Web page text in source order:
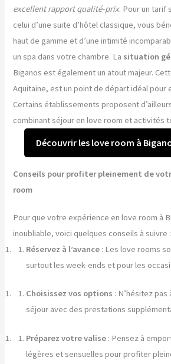
excellent rapport qualité-prix. Pour un tarif
celui d’une suite d’hôtel classique, vous
haut de gamme et d’une intimité
un spa dans votre chambre. La situation
Biganos est également un atout majeur.
Aquitaine, est un point de départ idéal pour
Certains établissements proposent
combinant séjour en love room et activités
Découvrir les love room à
Conseils pour profiter pleinement de
room
Pour que votre expérience en love room à
inoubliable, voici quelques conseils à suivre :
Réservez à l’avance : Les love rooms
surtout les week-ends et pour les
Choisissez vos options : N’hésitez
séjour avec des prestations
Préparez votre valise : Pensez à
légères et sensuelles pour profiter